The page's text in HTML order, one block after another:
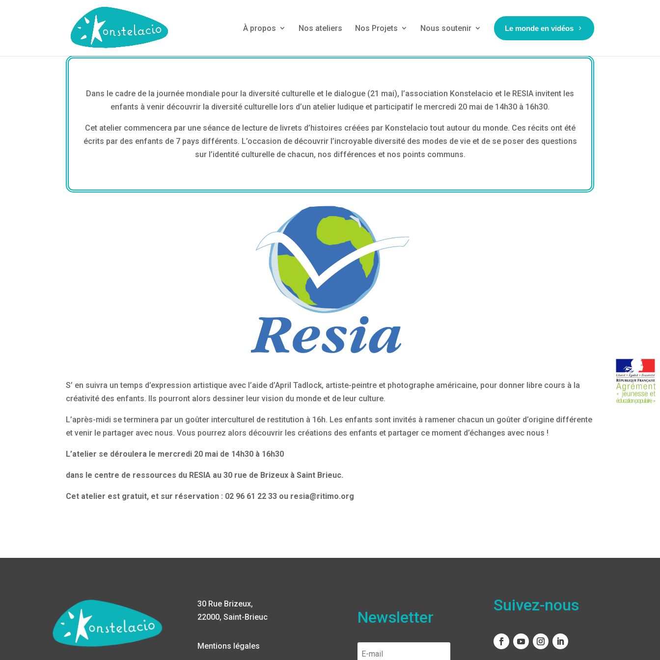
À propos Nos ateliers Nos Projets Nous soutenir Le monde en vidéos
Dans le cadre de la journée mondiale pour la diversité culturelle et le dialogue (21 mai), l’association Konstelacio et le RESIA invitent les
enfants à venir découvrir la diversité culturelle lors d’un atelier ludique et participatif le mercredi 20 mai de 14h30 à 16h30.
Cet atelier commencera par une séance de lecture de livrets d’histoires créées par Konstelacio tout autour du monde. Ces récits ont été
écrits par des enfants de 7 pays différents. L’occasion de découvrir l’incroyable diversité des modes de vie et de se poser des questions
sur l’identité culturelle de chacun, nos différences et nos points communs.
S’ en suivra un temps d’expression artistique avec l’aide d’April Tadlock, artiste-peintre et photographe américaine, pour donner libre cours à la
créativité des enfants. Ils pourront alors dessiner leur vision du monde et de leur culture.
L’après-midi se terminera par un goûter interculturel de restitution à 16h. Les enfants sont invités à ramener chacun un goûter d’origine différente
et venir le partager avec nous. Vous pourrez alors découvrir les créations des enfants et partager ce moment d’échanges avec nous !
L’atelier se déroulera le mercredi 20 mai de 14h30 à 16h30
dans le centre de ressources du RESIA au 30 rue de Brizeux à Saint Brieuc.
Cet atelier est gratuit, et sur réservation : 02 96 61 22 33 ou resia@ritimo.org
30 Rue Brizeux,
22000, Saint-Brieuc
Mentions légales
Newsletter
Suivez-nous